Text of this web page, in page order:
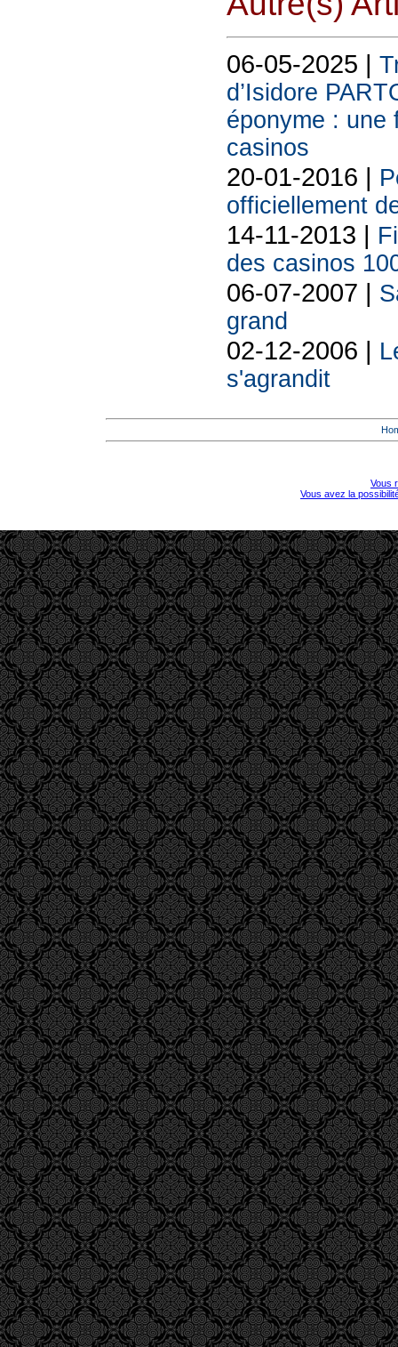
06-05-2025 |
d’Isidore
éponyme : une
casinos
20-01-2016 |
officiellement
14-11-2013 |
des casinos
06-07-2007 |
grand
02-12-2006 |
s'agrandit
Vous
Vous avez la